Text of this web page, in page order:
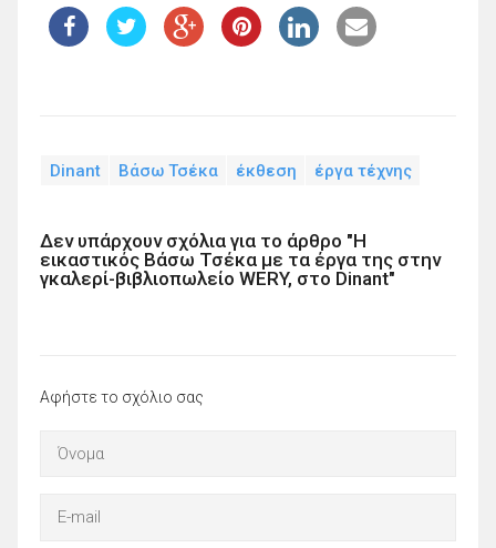
Dinant Βάσω Τσέκα έκθεση έργα τέχνης
Δεν υπάρχουν σχόλια για το άρθρο "Η
εικαστικός Βάσω Τσέκα με τα έργα της στην
γκαλερί-βιβλιοπωλείο WERY, στο Dinant"
Αφήστε το σχόλιο σας